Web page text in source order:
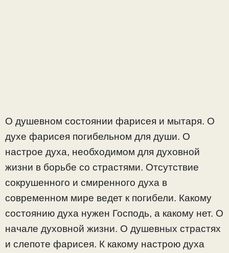
О душевном состоянии фарисея и мытаря. О
духе фарисея погибельном для души. О
настрое духа, необходимом для духовной
жизни в борьбе со страстями. Отсутствие
сокрушенного и смиренного духа в
современном мире ведет к погибели. Какому
состоянию духа нужен Господь, а какому нет. О
начале духовной жизни. О душевных страстях
и слепоте фарисея. К какому настрою духа